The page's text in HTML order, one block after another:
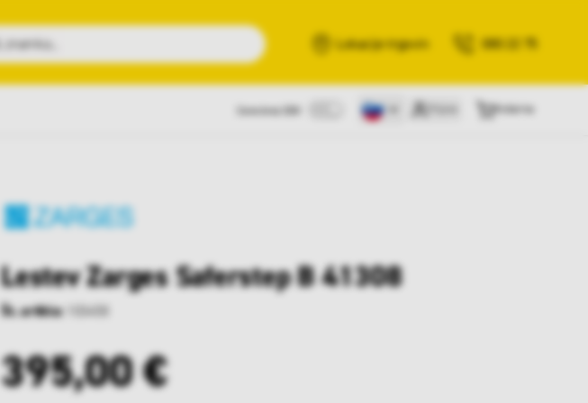
Išči
Lokacije trgovin 080 22 75
Lestev Zarges Saferstep B 41308
Št. artikla:
395,00 €